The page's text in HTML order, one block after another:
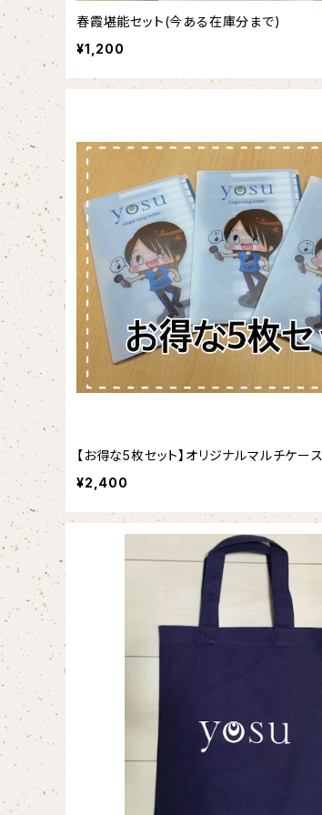
春霞堪能セット(今ある在庫分まで)
¥1,200
【お得な5枚セット】オリジナルマルチケース
¥2,400